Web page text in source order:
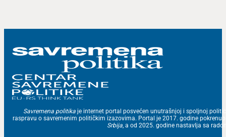
Savremena politika je internet portal posvećen unutrašnjoj i spoljnoj
raspravu o savremenim političkim izazovima. Portal je 2017. godine
Srbija, a od 2025. godine nastavlja sa